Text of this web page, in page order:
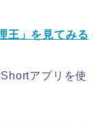
王」 を見てみる
アプリを使